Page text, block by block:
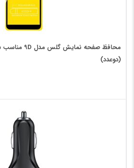
(دوعدد)